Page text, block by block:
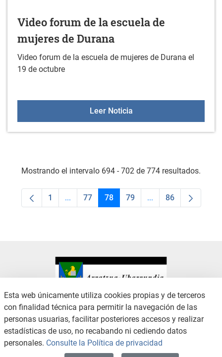
Video forum de la escuela de
mujeres de Durana
Video forum de la escuela de mujeres de Durana el
19 de octubre
Leer NoticiaVideo forum de la
Mostrando el intervalo 694 - 702 de 774 resultados.
Página
1 ...Páginas intermedias Use TAB para
Página
77 Página
78 Página
79 ...PáginasPágina
86
CONTACTO
AVISO LEGAL
CANAL DE DENUNCIAS
POLÍTICA DE PRIVACIDAD
POLÍTICA DE COOKIES
ACCESIBILIDAD
Esta web únicamente utiliza cookies propias y de terceros
con finalidad técnica para permitir la navegación de las
personas usuarias, facilitar posteriores accesos y realizar
estadísticas de uso, no recabando ni cediendo datos
personales. Consulte la Política de privacidad